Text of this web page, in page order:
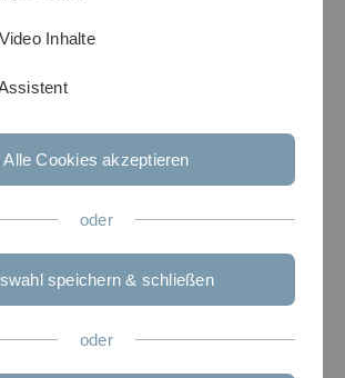
and properties
Inhalte
Alle Cookies akzeptieren
oder
speichern & schließen
oder